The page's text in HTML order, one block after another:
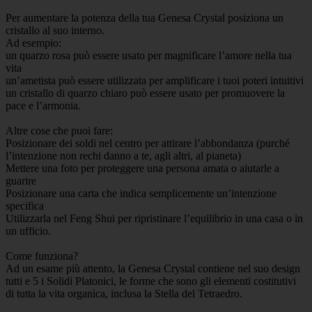
Per aumentare la potenza della tua Genesa Crystal posiziona un
cristallo al suo interno.
Ad esempio:
un quarzo rosa può essere usato per magnificare l’amore nella tua
vita
un’ametista può essere utilizzata per amplificare i tuoi poteri intuitivi
un cristallo di quarzo chiaro può essere usato per promuovere la
pace e l’armonia.
Altre cose che puoi fare:
Posizionare dei soldi nel centro per attirare l’abbondanza (purché
l’intenzione non rechi danno a te, agli altri, al pianeta)
Mettere una foto per proteggere una persona amata o aiutarle a
guarire
Posizionare una carta che indica semplicemente un’intenzione
specifica
Utilizzarla nel Feng Shui per ripristinare l’equilibrio in una casa o in
un ufficio.
Come funziona?
Ad un esame più attento, la Genesa Crystal contiene nel suo design
tutti e 5 i Solidi Platonici, le forme che sono gli elementi costitutivi
di tutta la vita organica, inclusa la Stella del Tetraedro.